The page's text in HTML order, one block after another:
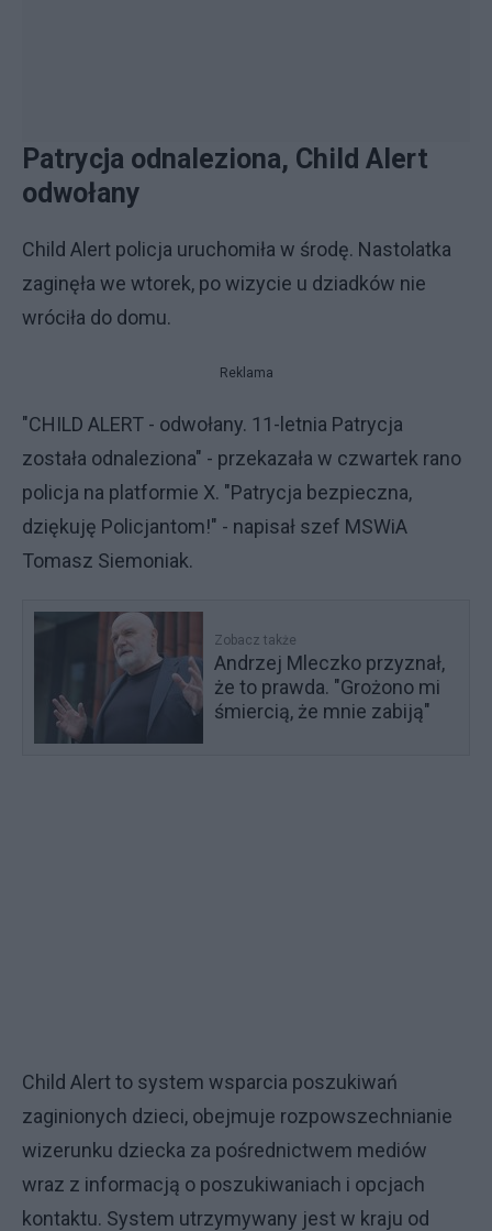
Patrycja odnaleziona, Child Alert
odwołany
Child Alert policja uruchomiła w środę. Nastolatka
zaginęła we wtorek, po wizycie u dziadków nie
wróciła do domu.
Reklama
"CHILD ALERT - odwołany. 11-letnia Patrycja
została odnaleziona" - przekazała w czwartek rano
policja na platformie X. "Patrycja bezpieczna,
dziękuję Policjantom!" - napisał szef MSWiA
Tomasz Siemoniak.
Zobacz także
Andrzej Mleczko przyznał,
że to prawda. "Grożono mi
śmiercią, że mnie zabiją"
Child Alert to system wsparcia poszukiwań
zaginionych dzieci, obejmuje rozpowszechnianie
wizerunku dziecka za pośrednictwem mediów
wraz z informacją o poszukiwaniach i opcjach
kontaktu. System utrzymywany jest w kraju od